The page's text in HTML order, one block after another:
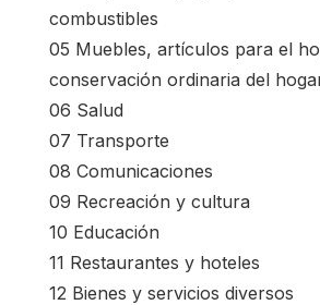
combustibles
05 Muebles, artículos para el
conservación ordinaria del
06 Salud
07 Transporte
08 Comunicaciones
09 Recreación y cultura
10 Educación
11 Restaurantes y hoteles
12 Bienes y servicios diversos